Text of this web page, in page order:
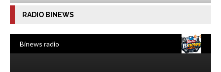
RADIO BINEWS